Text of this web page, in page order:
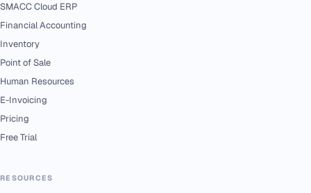
SMACC Cloud ERP
Financial Accounting
Inventory
Point of Sale
Human Resources
E-Invoicing
Pricing
Free Trial
RESOURCES